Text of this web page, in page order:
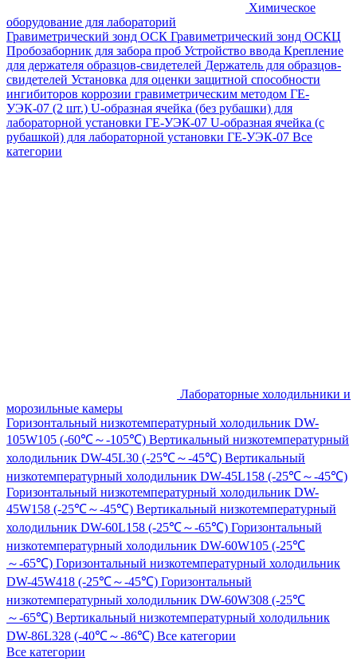
Химическое
оборудование для лабораторий
Гравиметрический зонд ОСК Гравиметрический зонд ОСКЦ
Пробозаборник для забора проб Устройство ввода Крепление
для держателя образцов-свидетелей Держатель для образцов-
свидетелей Установка для оценки защитной способности
ингибиторов коррозии гравиметрическим методом ГЕ-
УЭК-07 (2 шт.) U-образная ячейка (без рубашки) для
лабораторной установки ГЕ-УЭК-07 U-образная ячейка (с
рубашкой) для лабораторной установки ГЕ-УЭК-07 Все
категории
Лабораторные холодильники и
морозильные камеры
Горизонтальный низкотемпературный холодильник DW-
105W105 (-60℃～-105℃) Вертикальный низкотемпературный
холодильник DW-45L30 (-25℃～-45℃) Вертикальный
низкотемпературный холодильник DW-45L158 (-25℃～-45℃)
Горизонтальный низкотемпературный холодильник DW-
45W158 (-25℃～-45℃) Вертикальный низкотемпературный
холодильник DW-60L158 (-25℃～-65℃) Горизонтальный
низкотемпературный холодильник DW-60W105 (-25℃
～-65℃) Горизонтальный низкотемпературный холодильник
DW-45W418 (-25℃～-45℃) Горизонтальный
низкотемпературный холодильник DW-60W308 (-25℃
～-65℃) Вертикальный низкотемпературный холодильник
DW-86L328 (-40℃～-86℃) Все категории
Все категории